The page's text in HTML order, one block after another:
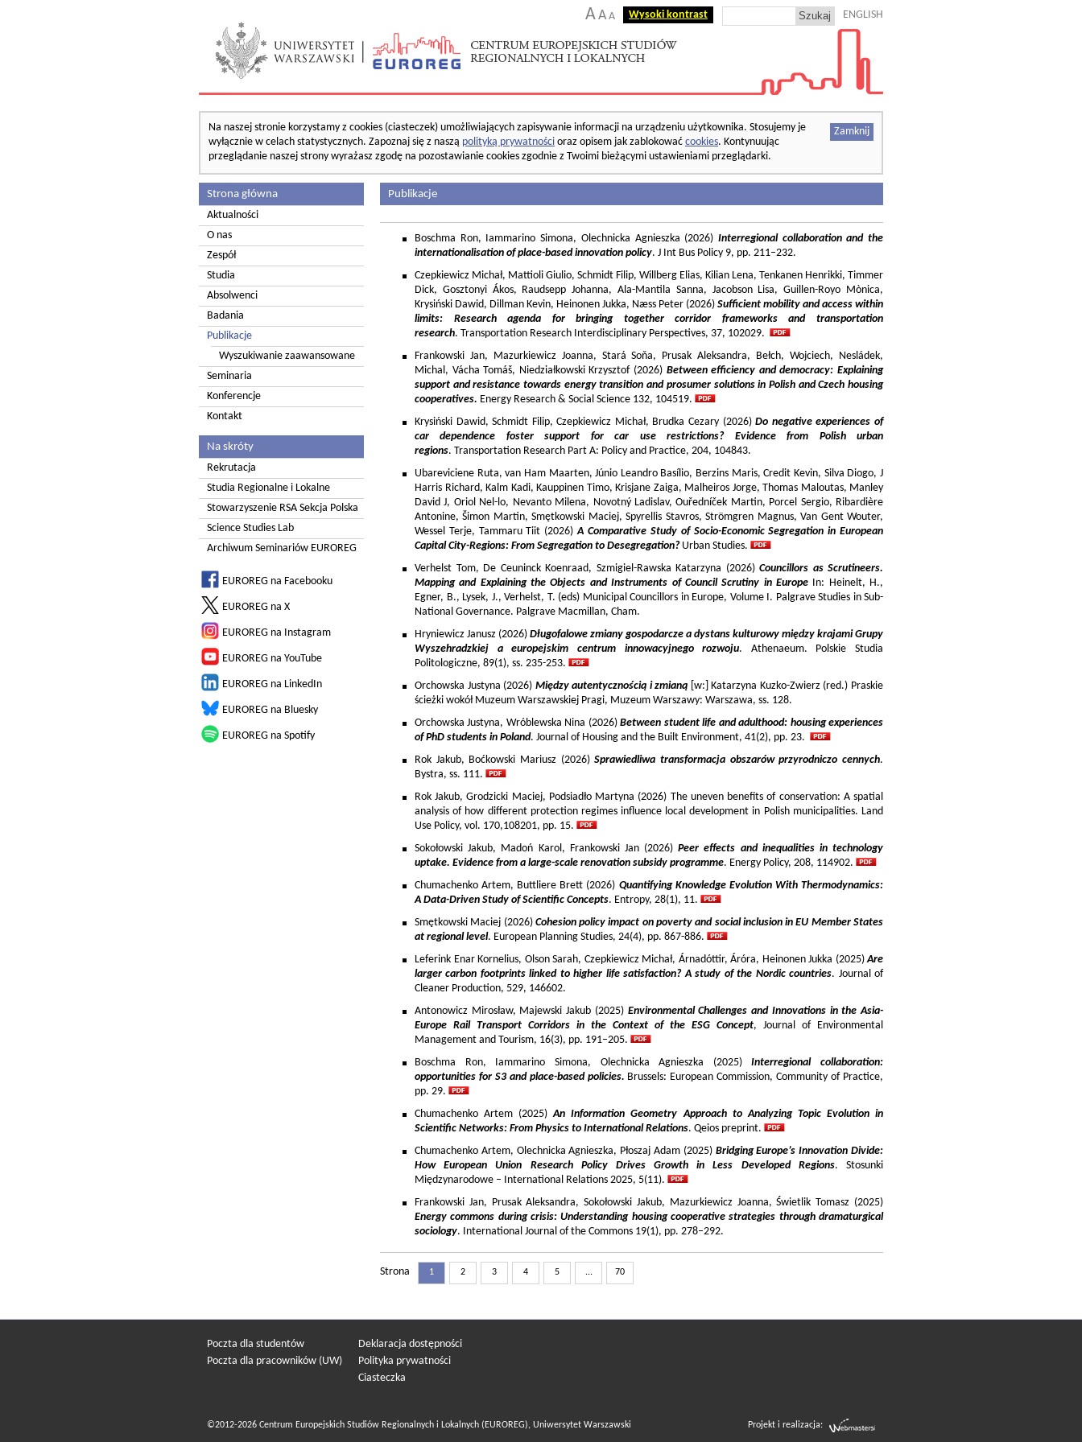
AA A Wysoki kontrast ENGLISH
Zamknij
Na naszej stronie korzystamy z cookies (ciasteczek) umożliwiających zapisywanie informacji na urządzeniu użytkownika. Stosujemy je
wyłącznie w celach statystycznych. Zapoznaj się z naszą polityką prywatności oraz opisem jak zablokować cookies. Kontynuując
przeglądanie naszej strony wyrażasz zgodę na pozostawianie cookies zgodnie z Twoimi bieżącymi ustawieniami przeglądarki.
Strona główna
Aktualności
O nas
Zespół
Studia
Absolwenci
Badania
Publikacje
Wyszukiwanie zaawansowane
Seminaria
Konferencje
Kontakt
Na skróty
Rekrutacja
Studia Regionalne i Lokalne
Stowarzyszenie RSA Sekcja Polska
Science Studies Lab
Archiwum Seminariów EUROREG
EUROREG na Facebooku
EUROREG na X
EUROREG na Instagram
EUROREG na YouTube
EUROREG na LinkedIn
EUROREG na Bluesky
EUROREG na Spotify
Publikacje
Boschma Ron, Iammarino Simona, Olechnicka Agnieszka (2026) Interregional collaboration and the
internationalisation of place-based innovation policy. J Int Bus Policy 9, pp. 211–232.
Czepkiewicz Michał, Mattioli Giulio, Schmidt Filip, Willberg Elias, Kilian Lena, Tenkanen Henrikki, Timmer
Dick, Gosztonyi Ákos, Raudsepp Johanna, Ala-Mantila Sanna, Jacobson Lisa, Guillen-Royo Mònica,
Krysiński Dawid, Dillman Kevin, Heinonen Jukka, Næss Peter (2026) Sufficient mobility and access within
limits: Research agenda for bringing together corridor frameworks and transportation
research. Transportation Research Interdisciplinary Perspectives, 37, 102029.
Frankowski Jan, Mazurkiewicz Joanna, Stará Soňa, Prusak Aleksandra, Bełch, Wojciech, Nesládek,
Michal, Vácha Tomáš, Niedziałkowski Krzysztof (2026) Between efficiency and democracy: Explaining
support and resistance towards energy transition and prosumer solutions in Polish and Czech housing
cooperatives. Energy Research & Social Science 132, 104519.
Krysiński Dawid, Schmidt Filip, Czepkiewicz Michał, Brudka Cezary (2026)Do negative experiences of
car dependence foster support for car use restrictions? Evidence from Polish urban
regions. Transportation Research Part A: Policy and Practice, 204, 104843.
Ubareviciene Ruta, van Ham Maarten, Júnio Leandro Basílio, Berzins Maris, Credit Kevin, Silva Diogo, J
Harris Richard, Kalm Kadi, Kauppinen Timo, Krisjane Zaiga, Malheiros Jorge, Thomas Maloutas, Manley
David J, Oriol Nel-lo, Nevanto Milena, Novotný Ladislav, Ouředníček Martin, Porcel Sergio, Ribardière
Antonine, Šimon Martin, Smętkowski Maciej, Spyrellis Stavros, Strömgren Magnus, Van Gent Wouter,
Wessel Terje, Tammaru Tiit (2026)A Comparative Study of Socio-Economic Segregation in European
Capital City-Regions: From Segregation to Desegregation?Urban Studies.
Verhelst Tom, De Ceuninck Koenraad, Szmigiel-Rawska Katarzyna (2026) Councillors as Scrutineers.
Mapping and Explaining the Objects and Instruments of Council Scrutiny in EuropeIn: Heinelt, H.,
Egner, B., Lysek, J., Verhelst, T. (eds) Municipal Councillors in Europe, Volume I. Palgrave Studies in Sub-
National Governance. Palgrave Macmillan, Cham.
Hryniewicz Janusz (2026) Długofalowe zmiany gospodarcze a dystans kulturowy między krajami Grupy
Wyszehradzkiej a europejskim centrum innowacyjnego rozwoju. Athenaeum. Polskie Studia
Politologiczne, 89(1), ss. 235-253.
Orchowska Justyna (2026) Między autentycznością i zmianą [w:] Katarzyna Kuzko-Zwierz (red.) Praskie
ścieżki wokół Muzeum Warszawskiej Pragi, Muzeum Warszawy: Warszawa, ss. 128.
Orchowska Justyna, Wróblewska Nina (2026)Between student life and adulthood: housing experiences
of PhD students in Poland. Journal of Housing and the Built Environment, 41(2), pp. 23.
Rok Jakub, Boćkowski Mariusz (2026)Sprawiedliwa transformacja obszarów przyrodniczo cennych.
Bystra, ss. 111.
Rok Jakub, Grodzicki Maciej, Podsiadło Martyna (2026) The uneven benefits of conservation: A spatial
analysis of how different protection regimes influence local development in Polish municipalities. Land
Use Policy, vol. 170,108201, pp. 15.
Sokołowski Jakub, Madoń Karol, Frankowski Jan (2026)Peer effects and inequalities in technology
uptake. Evidence from a large-scale renovation subsidy programme. Energy Policy, 208, 114902.
Chumachenko Artem, Buttliere Brett (2026) Quantifying Knowledge Evolution With Thermodynamics:
A Data-Driven Study of Scientific Concepts. Entropy, 28(1), 11.
Smętkowski Maciej (2026) Cohesion policy impact on poverty and social inclusion in EU Member States
at regional level. European Planning Studies, 24(4), pp. 867-886.
Leferink Enar Kornelius, Olson Sarah, Czepkiewicz Michał, Árnadóttir, Áróra, Heinonen Jukka (2025)Are
larger carbon footprints linked to higher life satisfaction? A study of the Nordic countries. Journal of
Cleaner Production, 529, 146602.
Antonowicz Mirosław, Majewski Jakub (2025) Environmental Challenges and Innovations in the Asia-
Europe Rail Transport Corridors in the Context of the ESG Concept, Journal of Environmental
Management and Tourism, 16(3), pp. 191–205.
Boschma Ron, Iammarino Simona, Olechnicka Agnieszka (2025)Interregional collaboration:
opportunities for S3 and place-based policies. Brussels: European Commission, Community of Practice,
pp. 29.
Chumachenko Artem (2025)An Information Geometry Approach to Analyzing Topic Evolution in
Scientific Networks: From Physics to International Relations. Qeios preprint.
Chumachenko Artem, Olechnicka Agnieszka, Płoszaj Adam (2025) Bridging Europe’s Innovation Divide:
How European Union Research Policy Drives Growth in Less Developed Regions. Stosunki
Międzynarodowe – International Relations 2025, 5(11).
Frankowski Jan, Prusak Aleksandra, Sokołowski Jakub, Mazurkiewicz Joanna, Świetlik Tomasz (2025)
Energy commons during crisis: Understanding housing cooperative strategies through dramaturgical
sociology. International Journal of the Commons 19(1), pp. 278–292.
Strona 1 2 3 4 5 ... 70
Poczta dla studentów
Poczta dla pracowników (UW)
Deklaracja dostępności
Polityka prywatności
Ciasteczka
©2012-2026 Centrum Europejskich Studiów Regionalnych i Lokalnych (EUROREG), Uniwersytet Warszawski Projekt i realizacja: